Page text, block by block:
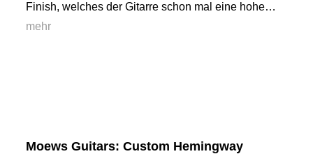
Finish, welches der Gitarre schon mal eine hohe…
mehr
Moews Guitars: Custom Hemingway